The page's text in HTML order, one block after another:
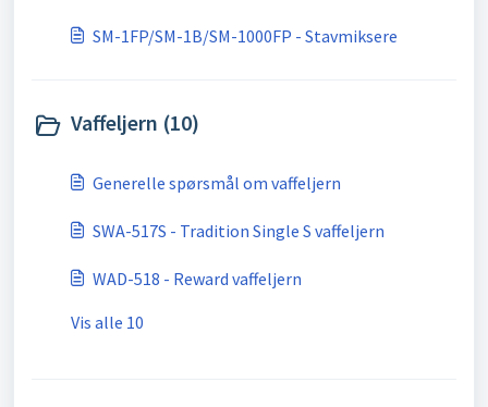
SM-1FP/SM-1B/SM-1000FP - Stavmiksere
Vaffeljern (10)
Generelle spørsmål om vaffeljern
SWA-517S - Tradition Single S vaffeljern
WAD-518 - Reward vaffeljern
Vis alle 10